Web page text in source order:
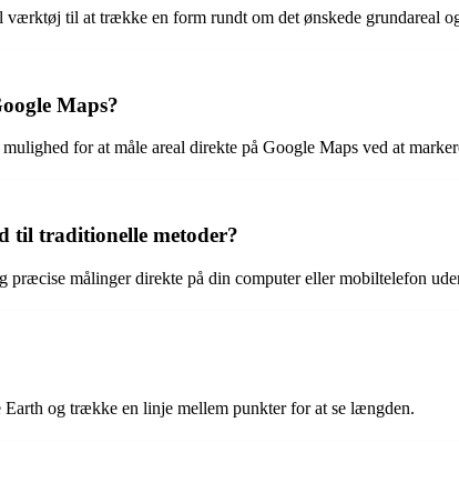
til at trække en form rundt om det ønskede grundareal
Maps?
for at måle areal direkte på Google Maps ved at
til traditionelle metoder?
målinger direkte på din computer eller mobiltelefon
og trække en linje mellem punkter for at se længden.